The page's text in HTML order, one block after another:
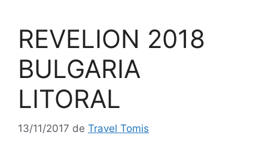
REVELION 2018
BULGARIA
LITORAL
13/11/2017 de Travel Tomis